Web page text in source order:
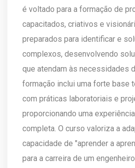
é voltado para a formação de
capacitados, criativos e
preparados para identificar e
complexos, desenvolvendo
que atendam às necessidades
formação inclui uma forte base
com práticas laboratoriais e
proporcionando uma
completa. O curso valoriza a
capacidade de "aprender a
para a carreira de um